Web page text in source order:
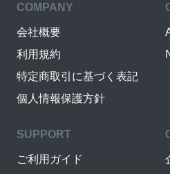
COMPANY
会社概要
利用規約
特定商取引に基づく表記
個人情報保護方針
SUPPORT
ご利用ガイド